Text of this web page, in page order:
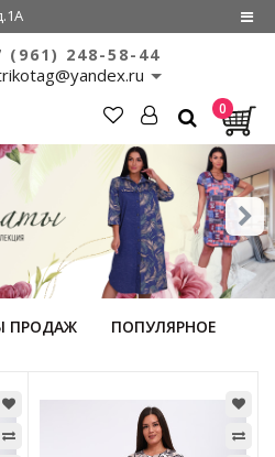
Регистрация
Войти
О нас
Сертификаты
Совместные
покупки
(961) 248-58-44
0
ПРОДАЖ ПОПУЛЯРНОЕ